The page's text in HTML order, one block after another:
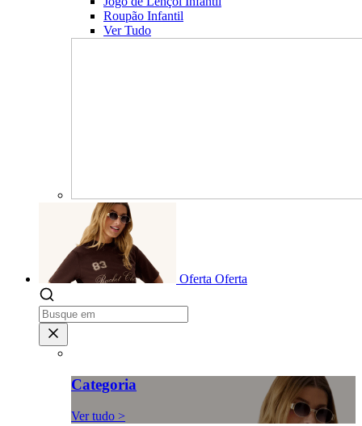
Roupão Infantil
Ver Tudo
Oferta Oferta
Categoria
Ver tudo >